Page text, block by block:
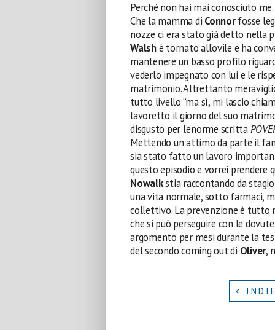
Perché non hai mai conosciuto me.
Che la mamma di Connorfosse
nozze ci era stato già detto nella
Walshè tornato all’ovile e ha
mantenere un basso profilo
vederlo impegnato con lui e le
matrimonio. Altrettanto
tutto livello “ma sì, mi lascio
lavoretto il giorno del suo
disgusto per l’enorme scritta
Mettendo un attimo da parte il
sia stato fatto un lavoro
questo episodio e vorrei prendere
Nowalkstia raccontando da
una vita normale, sotto farmaci,
collettivo. La prevenzione è tutto
che si può perseguire con le
argomento per mesi durante la
del secondo coming out di Oliver,
<